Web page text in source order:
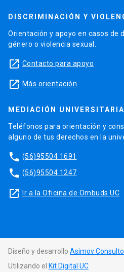
DISCRIMINACIÓN Y
Orientación y apoyo en casos de
género o violencia sexual.
launch Contacto para apoyo
launch Más orientación
MEDIACIÓN UNIVERSITARIA
Teléfonos para orientación y
alguno de tus derechos en la
phone (56)95504 1691
phone (56)95504 1247
launch Ir a la Oficina de Ombuds UC
Diseño y desarrollo Asimov
Utilizando el Kit Digital UC